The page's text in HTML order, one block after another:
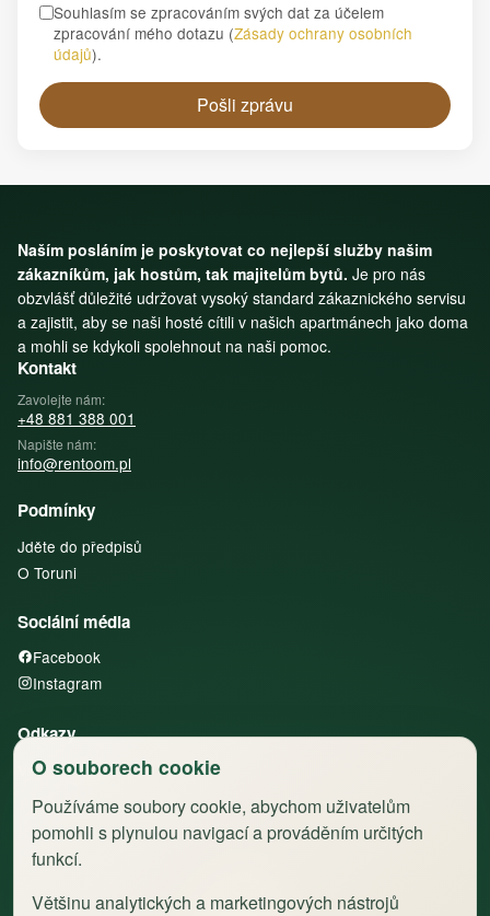
O souborech cookie
Používáme soubory cookie, abychom uživatelům
pomohli s plynulou navigací a prováděním určitých
funkcí.
Většinu analytických a marketingových nástrojů
Souhlasím se zpracováním svých dat za účelem
zpracování mého dotazu (Zásady ochrany osobních
údajů).
Pošli zprávu
Naším posláním je poskytovat co nejlepší služby našim
zákazníkům, jak hostům, tak majitelům bytů. Je pro nás
obzvlášť důležité udržovat vysoký standard zákaznického servisu
a zajistit, aby se naši hosté cítili v našich apartmánech jako doma
a mohli se kdykoli spolehnout na naši pomoc.
Kontakt
Zavolejte nám:
+48 881 388 001
Napište nám:
info@rentoom.pl
Podmínky
Jděte do předpisů
O Toruni
Sociální média
Facebook
Instagram
Odkazy
Všechny byty